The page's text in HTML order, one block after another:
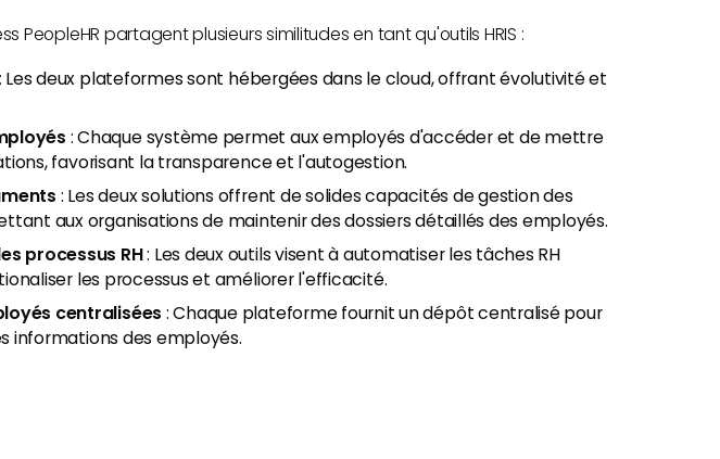
PeopleHR partagent plusieurs similitudes en tant qu'outils HRIS :
Les deux plateformes sont hébergées dans le cloud, offrant évolutivité et
: Chaque système permet aux employés d'accéder et de mettre
favorisant la transparence et l'autogestion.
: Les deux solutions offrent de solides capacités de gestion des
aux organisations de maintenir des dossiers détaillés des employés.
processus RH: Les deux outils visent à automatiser les tâches RH
les processus et améliorer l'efficacité.
centralisées : Chaque plateforme fournit un dépôt centralisé pour
informations des employés.